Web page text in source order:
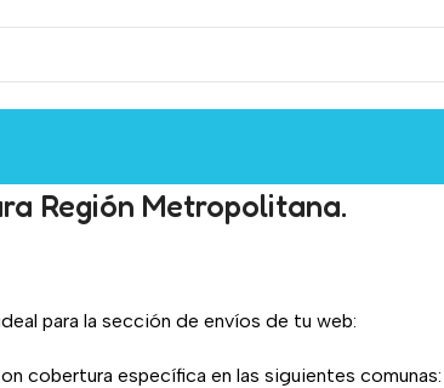
Región Metropolitana.
para la sección de envíos de tu web:
cobertura específica en las siguientes comunas: